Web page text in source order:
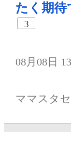
たく期
3
08月08日
ママスタ